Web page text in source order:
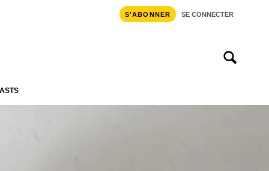
S'ABONNER SE CONNECTER